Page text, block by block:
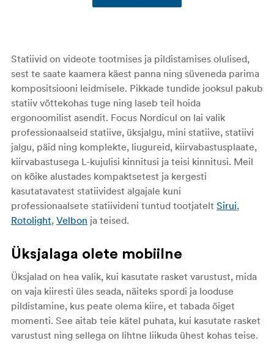
Statiivid on videote tootmises ja pildistamises olulised,
sest te saate kaamera käest panna ning süveneda parima
kompositsiooni leidmisele. Pikkade tundide jooksul pakub
statiiv võttekohas tuge ning laseb teil hoida
ergonoomilist asendit. Focus Nordicul on lai valik
professionaalseid statiive, üksjalgu, mini statiive, statiivi
jalgu, päid ning komplekte, liugureid, kiirvabastusplaate,
kiirvabastusega L-kujulisi kinnitusi ja teisi kinnitusi. Meil
on kõike alustades kompaktsetest ja kergesti
kasutatavatest statiividest algajale kuni
professionaalsete statiivideni tuntud tootjatelt Sirui,
Rotolight, Velbon ja teised.
Üksjalaga olete mobiilne
Üksjalad on hea valik, kui kasutate rasket varustust, mida
on vaja kiiresti üles seada, näiteks spordi ja looduse
pildistamine, kus peate olema kiire, et tabada õiget
momenti. See aitab teie kätel puhata, kui kasutate rasket
varustust ning sellega on lihtne liikuda ühest kohas teise.